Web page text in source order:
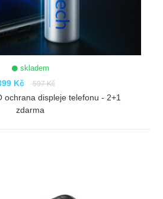
skladem
Kč 597 Kč
ochrana displeje telefonu - 2+1
zdarma